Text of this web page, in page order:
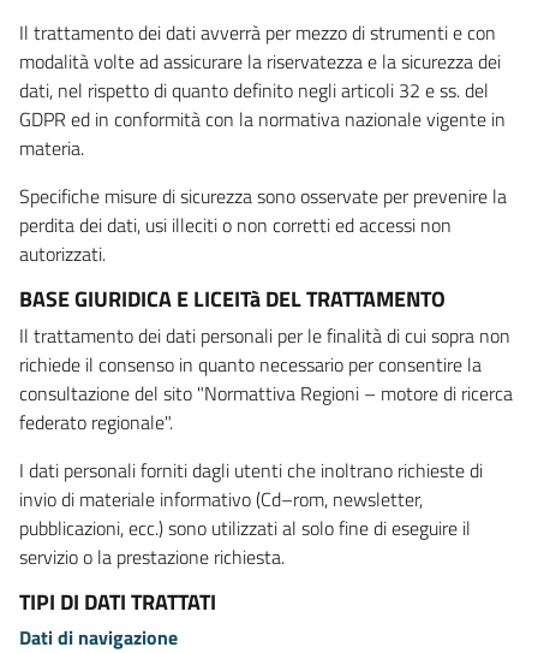
Il trattamento dei dati avverrà per mezzo di strumenti e con
modalità volte ad assicurare la riservatezza e la sicurezza dei
dati, nel rispetto di quanto definito negli articoli 32 e ss. del
GDPR ed in conformità con la normativa nazionale vigente in
materia.
Specifiche misure di sicurezza sono osservate per prevenire la
perdita dei dati, usi illeciti o non corretti ed accessi non
autorizzati.
BASE GIURIDICA E LICEITà DEL TRATTAMENTO
Il trattamento dei dati personali per le finalità di cui sopra non
richiede il consenso in quanto necessario per consentire la
consultazione del sito "Normattiva Regioni – motore di ricerca
federato regionale".
I dati personali forniti dagli utenti che inoltrano richieste di
invio di materiale informativo (Cd–rom, newsletter,
pubblicazioni, ecc.) sono utilizzati al solo fine di eseguire il
servizio o la prestazione richiesta.
TIPI DI DATI TRATTATI
Dati di navigazione